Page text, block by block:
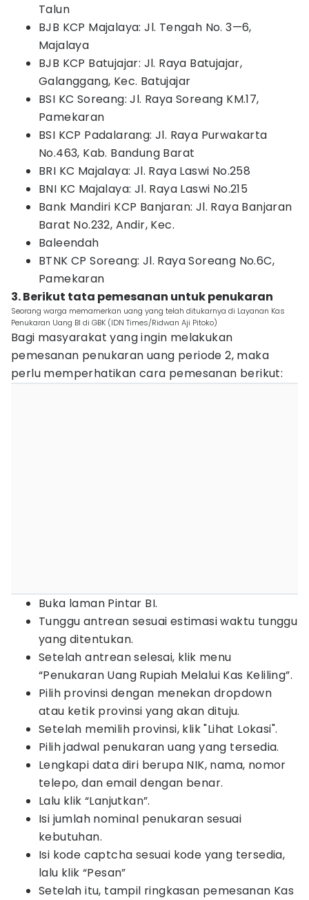
Talun
BJB KCP Majalaya: Jl. Tengah No. 3—6,
Majalaya
BJB KCP Batujajar: Jl. Raya Batujajar,
Galanggang, Kec. Batujajar
BSI KC Soreang: Jl. Raya Soreang KM.17,
Pamekaran
BSI KCP Padalarang: Jl. Raya Purwakarta
No.463, Kab. Bandung Barat
BRI KC Majalaya: Jl. Raya Laswi No.258
BNI KC Majalaya: Jl. Raya Laswi No.215
Bank Mandiri KCP Banjaran: Jl. Raya Banjaran
Barat No.232, Andir, Kec.
Baleendah
BTNK CP Soreang: Jl. Raya Soreang No.6C,
Pamekaran
3. Berikut tata pemesanan untuk penukaran
Seorang warga memamerkan uang yang telah ditukarnya di Layanan Kas
Penukaran Uang BI di GBK (IDN Times/Ridwan Aji Pitoko)
Bagi masyarakat yang ingin melakukan
pemesanan penukaran uang periode 2, maka
perlu memperhatikan cara pemesanan berikut:
Buka laman Pintar BI.
Tunggu antrean sesuai estimasi waktu tunggu
yang ditentukan.
Setelah antrean selesai, klik menu
“Penukaran Uang Rupiah Melalui Kas Keliling”.
Pilih provinsi dengan menekan dropdown
atau ketik provinsi yang akan dituju.
Setelah memilih provinsi, klik "Lihat Lokasi".
Pilih jadwal penukaran uang yang tersedia.
Lengkapi data diri berupa NIK, nama, nomor
telepo, dan email dengan benar.
Lalu klik “Lanjutkan”.
Isi jumlah nominal penukaran sesuai
kebutuhan.
Isi kode captcha sesuai kode yang tersedia,
lalu klik “Pesan”
Setelah itu, tampil ringkasan pemesanan Kas